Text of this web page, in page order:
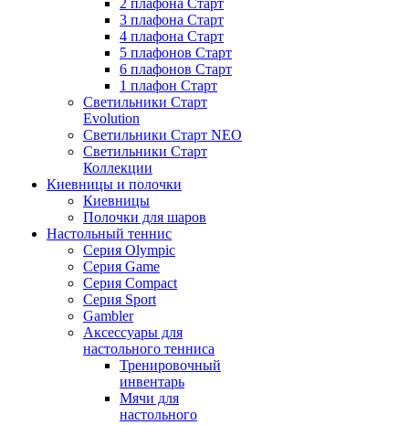
2 плафона Старт
3 плафона Старт
4 плафона Старт
5 плафонов Старт
6 плафонов Старт
1 плафон Старт
Светильники Старт
Evolution
Светильники Старт NEO
Светильники Старт
Коллекции
Киевницы и полочки
Киевницы
Полочки для шаров
Настольный теннис
Серия Olympic
Серия Game
Серия Compact
Серия Sport
Gambler
Аксессуары для
настольного тенниса
Тренировочный
инвентарь
Мячи для
настольного